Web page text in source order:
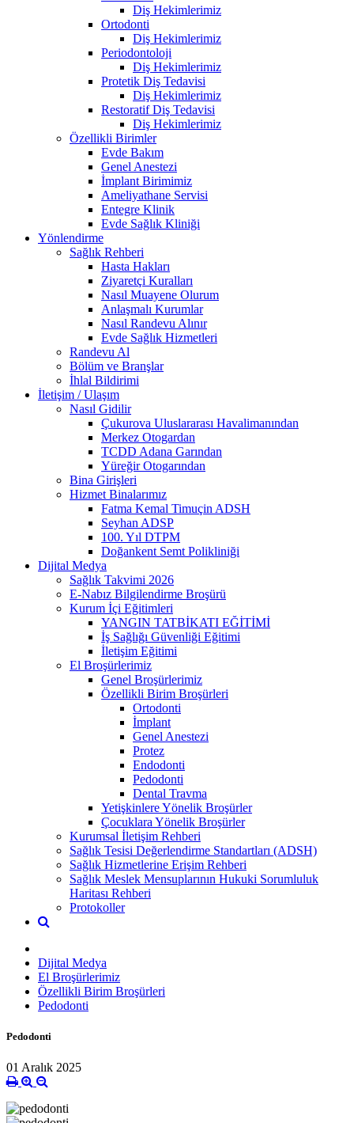
Diş Hekimlerimiz
Ortodonti
Diş Hekimlerimiz
Periodontoloji
Diş Hekimlerimiz
Protetik Diş Tedavisi
Diş Hekimlerimiz
Restoratif Diş Tedavisi
Diş Hekimlerimiz
Özellikli Birimler
Evde Bakım
Genel Anestezi
İmplant Birimimiz
Ameliyathane Servisi
Entegre Klinik
Evde Sağlık Kliniği
Yönlendirme
Sağlık Rehberi
Hasta Hakları
Ziyaretçi Kuralları
Nasıl Muayene Olurum
Anlaşmalı Kurumlar
Nasıl Randevu Alınır
Evde Sağlık Hizmetleri
Randevu Al
Bölüm ve Branşlar
İhlal Bildirimi
İletişim / Ulaşım
Nasıl Gidilir
Çukurova Uluslararası Havalimanından
Merkez Otogardan
TCDD Adana Garından
Yüreğir Otogarından
Bina Girişleri
Hizmet Binalarımız
Fatma Kemal Timuçin ADSH
Seyhan ADSP
100. Yıl DTPM
Doğankent Semt Polikliniği
Dijital Medya
Sağlık Takvimi 2026
E-Nabız Bilgilendirme Broşürü
Kurum İçi Eğitimleri
YANGIN TATBİKATI EĞİTİMİ
İş Sağlığı Güvenliği Eğitimi
İletişim Eğitimi
El Broşürlerimiz
Genel Broşürlerimiz
Özellikli Birim Broşürleri
Ortodonti
İmplant
Genel Anestezi
Protez
Endodonti
Pedodonti
Dental Travma
Yetişkinlere Yönelik Broşürler
Çocuklara Yönelik Broşürler
Kurumsal İletişim Rehberi
Sağlık Tesisi Değerlendirme Standartları (ADSH)
Sağlık Hizmetlerine Erişim Rehberi
Sağlık Meslek Mensuplarının Hukuki Sorumluluk
Haritası Rehberi
Protokoller
Dijital Medya
El Broşürlerimiz
Özellikli Birim Broşürleri
Pedodonti
Pedodonti
01 Aralık 2025